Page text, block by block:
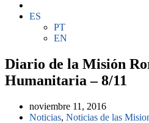
ES
PT
EN
Diario de la Misión
Humanitaria – 8/11
noviembre 11, 2016
Noticias, Noticias de las